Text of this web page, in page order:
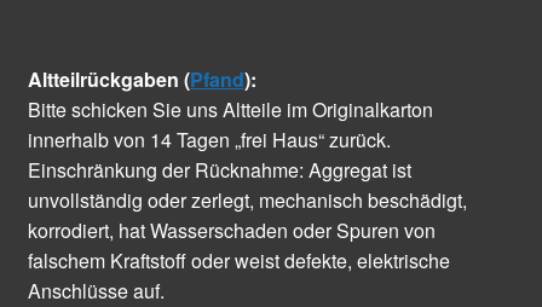
Altteilrückgaben (Pfand):
Bitte schicken Sie uns Altteile im Originalkarton
innerhalb von 14 Tagen „frei Haus“ zurück.
Einschränkung der Rücknahme: Aggregat ist
unvollständig oder zerlegt, mechanisch beschädigt,
korrodiert, hat Wasserschaden oder Spuren von
falschem Kraftstoff oder weist defekte, elektrische
Anschlüsse auf.